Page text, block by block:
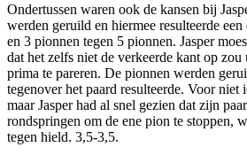
Ondertussen waren ook de kansen bij
werden geruild en hiermee resulteerde een
en 3 pionnen tegen 5 pionnen. Jasper
dat het zelfs niet de verkeerde kant op
prima te pareren. De pionnen werden
tegenover het paard resulteerde. Voor niet
maar Jasper had al snel gezien dat zijn
rondspringen om de ene pion te stoppen,
tegen hield. 3,5-3,5.